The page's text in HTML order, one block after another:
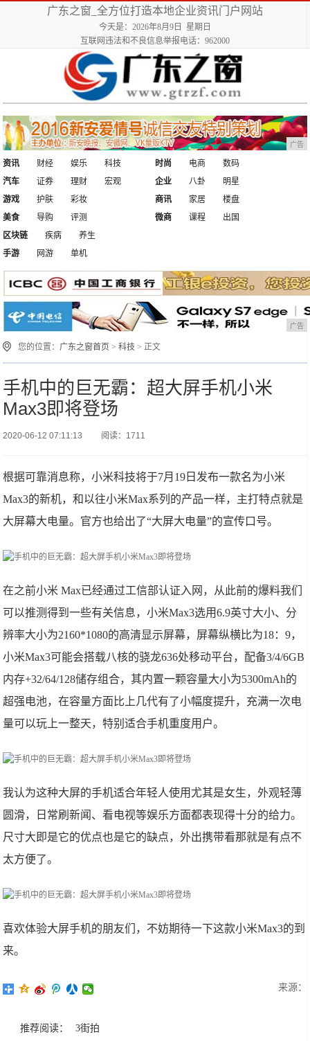
广东之窗_全方位打造本地企业资讯门户网站
今天是：2026年8月9日 星期日
互联网违法和不良信息举报电话：962000
广告
资讯 财经 娱乐
科技
汽车
证券 理财 宏观
时尚 电商
数码
企业
八卦
明星
游戏
护肤
彩妆
美食
导购 评测
商讯 家居
楼盘
微商
课程
出国
区块链
疾病
养生
手游
网游 单机
广告
您的位置： 广东之窗首页 >科技 > 正文
手机中的巨无霸：超大屏手机小米
Max3即将登场
2020-06-12 07:11:13 阅读：1711
根据可靠消息称，小米科技将于7月19日发布一款名为小米
Max3的新机，和以往小米Max系列的产品一样，主打特点就是
大屏幕大电量。官方也给出了“大屏大电量”的宣传口号。
在之前小米 Max已经通过工信部认证入网，从此前的爆料我们
可以推测得到一些有关信息，小米Max3选用6.9英寸大小、分
辨率大小为2160*1080的高清显示屏幕，屏幕纵横比为18：9，
小米Max3可能会搭载八核的骁龙636处移动平台，配备3/4/6GB
内存+32/64/128储存组合，其内置一颗容量大小为5300mAh的
超强电池，在容量方面比上几代有了小幅度提升，充满一次电
量可以玩上一整天，特别适合手机重度用户。
我认为这种大屏的手机适合年轻人使用尤其是女生，外观轻薄
圆滑，日常刷新闻、看电视等娱乐方面都表现得十分的给力。
尺寸大即是它的优点也是它的缺点，外出携带看那就是有点不
太方便了。
喜欢体验大屏手机的朋友们，不妨期待一下这款小米Max3的到
来。
来源：
推荐阅读： 3街拍